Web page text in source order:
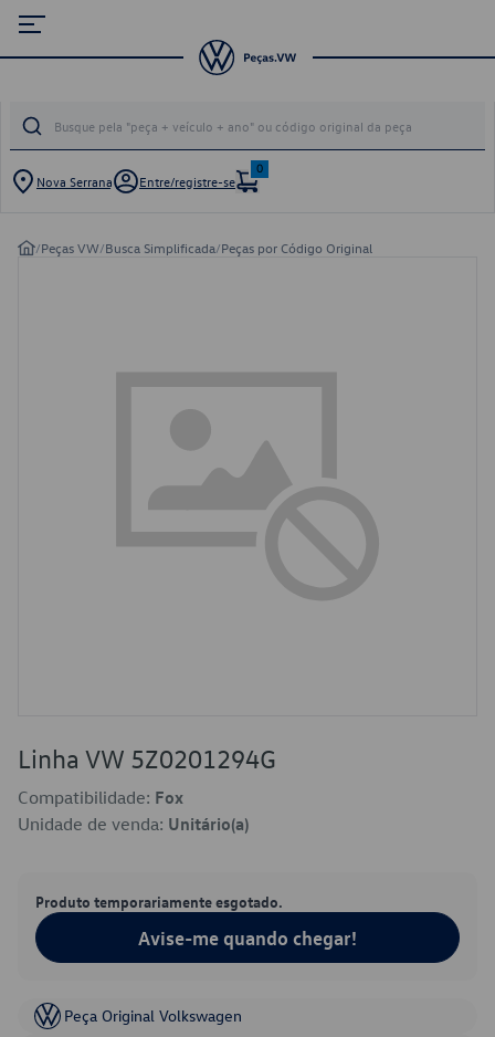
Nova Serrana Entre/registre-se
0
/Peças VW/Busca Simplificada/Peças por Código Original
Linha VW 5Z0201294G
Compatibilidade: Fox
Unidade de venda: Unitário(a)
Produto temporariamente esgotado.
Avise-me quando chegar!
Peça Original Volkswagen